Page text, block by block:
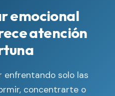
emocional
atención
enfrentando solo las
concentrarte o